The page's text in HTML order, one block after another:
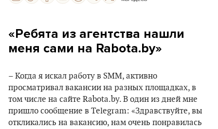
«Ребята из агентства нашли
меня сами на Rabota.by»
– Когда я искал работу в SMM, активно
просматривал вакансии на разных площадках, в
том числе на сайте Rabota.by. В один из дней мне
пришло сообщение в Telegram: «Здравствуйте, вы
откликались на вакансию, нам очень понравилась